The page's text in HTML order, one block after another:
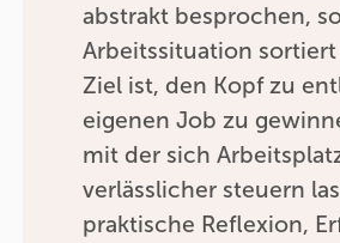
abstrakt besprochen,
Arbeitssituation
Ziel ist, den Kopf zu
eigenen Job zu
mit der sich
verlässlicher steuern
praktische Reflexion,